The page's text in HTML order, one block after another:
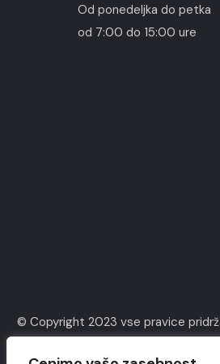
Od ponedeljka do petka
od 7:00 do 15:00 ure
© Copyright 2023 vse pravice
Izdelava spletnih strani ASBIT